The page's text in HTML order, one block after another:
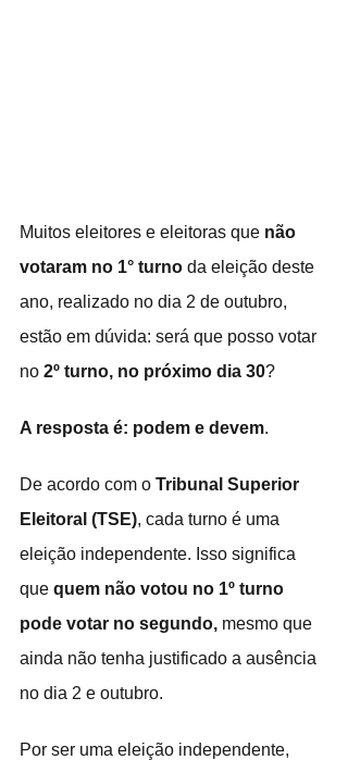
Muitos eleitores e eleitoras que não
votaram no 1° turno da eleição deste
ano, realizado no dia 2 de outubro,
estão em dúvida: será que posso votar
no 2º turno, no próximo dia 30?
A resposta é: podem e devem.
De acordo com o Tribunal Superior
Eleitoral (TSE), cada turno é uma
eleição independente. Isso significa
que quem não votou no 1º turno
pode votar no segundo, mesmo que
ainda não tenha justificado a ausência
no dia 2 e outubro.
Por ser uma eleição independente,